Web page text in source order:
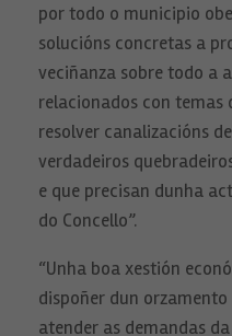
por todo o municipio
solucións concretas a
veciñanza sobre todo a
relacionados con temas
resolver canalizacións
verdadeiros
e que precisan dunha
do Concello”.
“Unha boa xestión
dispoñer dun
atender as demandas